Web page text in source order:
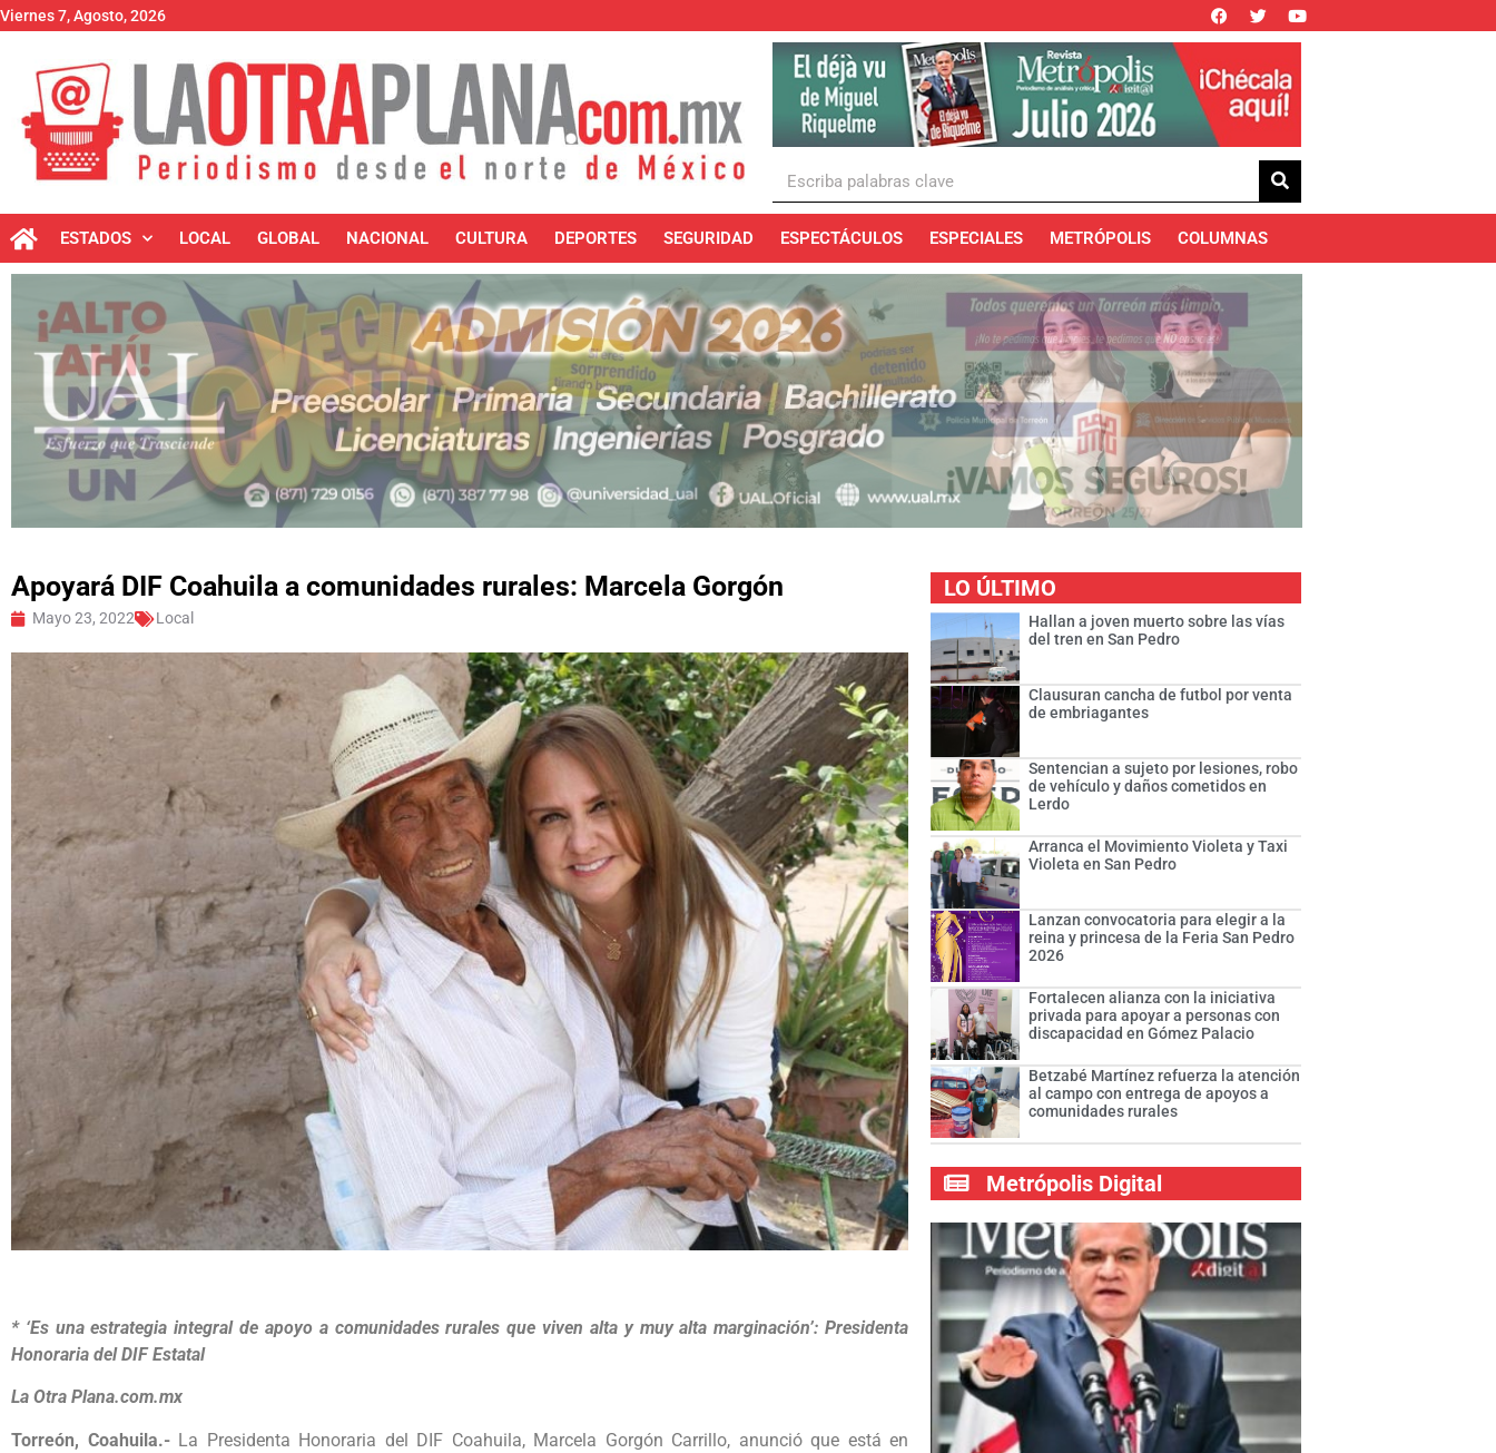
Viernes 7, Agosto, 2026
ESTADOS LOCAL GLOBAL NACIONAL CULTURA DEPORTES SEGURIDAD ESPECTÁCULOS ESPECIALES METRÓPOLIS COLUMNAS
Apoyará DIF Coahuila a comunidades rurales: Marcela Gorgón
Mayo 23, 2022 Local
* ‘Es una estrategia integral de apoyo a comunidades rurales que viven alta y muy alta marginación’: Presidenta
Honoraria del DIF Estatal
La Otra Plana.com.mx
Torreón, Coahuila.-La Presidenta Honoraria del DIF Coahuila, Marcela Gorgón Carrillo, anunció que está en
LO ÚLTIMO
Hallan a joven muerto sobre las vías
del tren en San Pedro
Clausuran cancha de futbol por venta
de embriagantes
Sentencian a sujeto por lesiones, robo
de vehículo y daños cometidos en
Lerdo
Arranca el Movimiento Violeta y Taxi
Violeta en San Pedro
Lanzan convocatoria para elegir a la
reina y princesa de la Feria San Pedro
2026
Fortalecen alianza con la iniciativa
privada para apoyar a personas con
discapacidad en Gómez Palacio
Betzabé Martínez refuerza la atención
al campo con entrega de apoyos a
comunidades rurales
Metrópolis Digital